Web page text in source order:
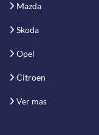
Mazda
Skoda
Opel
Citroen
Ver mas